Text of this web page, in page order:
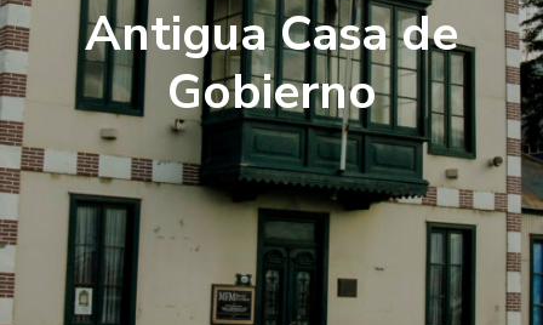
Antigua Casa de
Gobierno